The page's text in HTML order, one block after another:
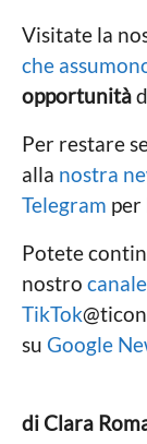
Visitate la
che
opportunità
Per restare
alla nostra
Telegram per
Potete
nostro
TikTok
su Google
di Clara